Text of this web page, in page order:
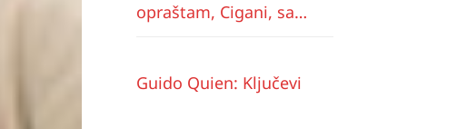
opraštam, Cigani, sa
Guido Quien: Ključevi